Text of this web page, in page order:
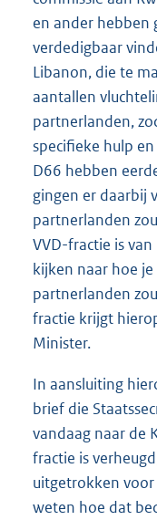
en ander hebben
verdedigbaar
Libanon, die te
aantallen
partnerlanden,
specifieke hulp
D66 hebben
gingen er daarbij
partnerlanden
VVD-fractie is
kijken naar hoe
partnerlanden
fractie krijgt
Minister.
In aansluiting
brief die
vandaag naar de
fractie is
uitgetrokken voor
weten hoe dat